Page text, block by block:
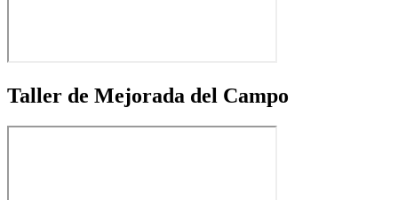
Taller de Mejorada del Campo